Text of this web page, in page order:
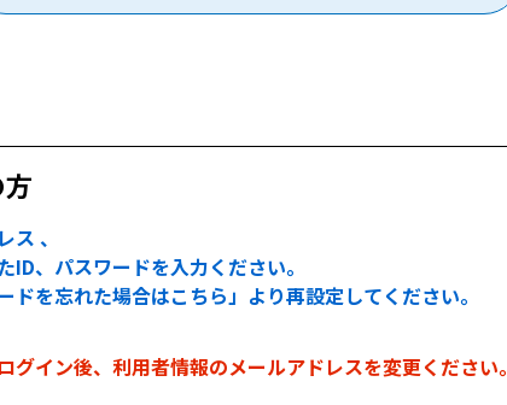
、
、パスワードを入力ください。
を忘れた場合はこちら」より再設定してください。
イン後、利用者情報のメールアドレスを変更ください。